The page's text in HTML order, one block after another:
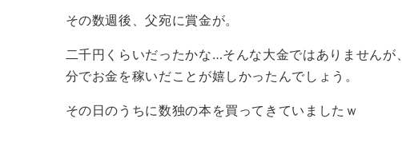
その数週後、父宛に賞金が。
二千円くらいだったかな…そんな大金ではありません
分でお金を稼いだことが嬉しかったんでしょう。
その日のうちに数独の本を買ってきていましたｗ